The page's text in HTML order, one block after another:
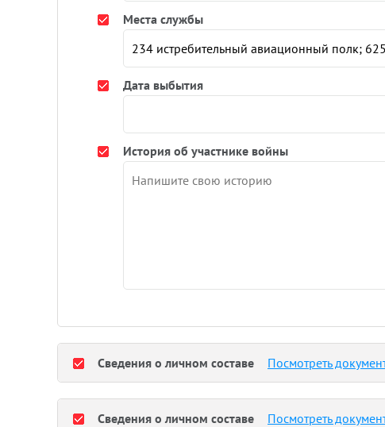
Места службы
Дата выбытия
История об участнике войны
Сведения о личном составе Посмотреть
Сведения о личном составе Посмотреть